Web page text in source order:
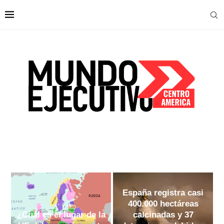
¿Cuál es el lugar de la
España registra casi
400.000 hectáreas
calcinadas y 37